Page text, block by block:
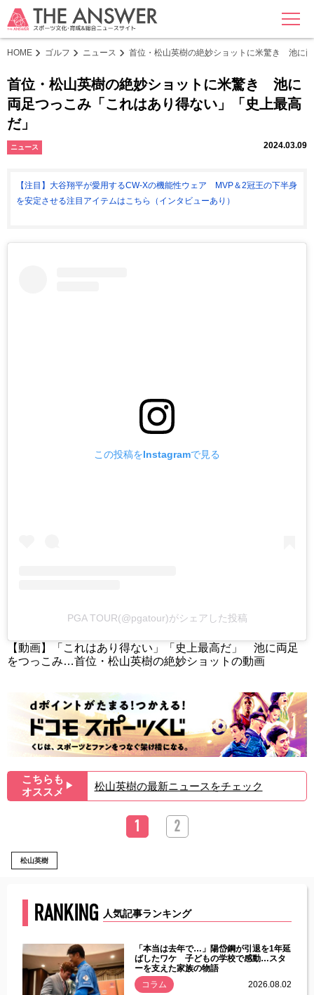
MENU
HOME ゴルフ ニュース 首位・松山英樹の絶妙ショットに米驚き 池に
首位・松山英樹の絶妙ショットに米驚き 池に
両足つっこみ「これはあり得ない」「史上最高
だ」
ニュース 2024.03.09
【注目】大谷翔平が愛用するCW-Xの機能性ウェア MVP＆2冠王の下半身
を安定させる注目アイテムはこちら（インタビューあり）
この投稿をInstagramで見る
PGA TOUR(@pgatour)がシェアした投稿
【動画】「これはあり得ない」「史上最高だ」 池に両足
をつっこみ…首位・松山英樹の絶妙ショットの動画
こちらも
オススメ ▶︎ 松山英樹の最新ニュースをチェック
1 2
松山英樹
RANKING 人気記事ランキング
「本当は去年で…」陽岱鋼が引退を1年延
ばしたワケ 子どもの学校で感動…スタ
ーを支えた家族の物語
コラム
2026.08.02